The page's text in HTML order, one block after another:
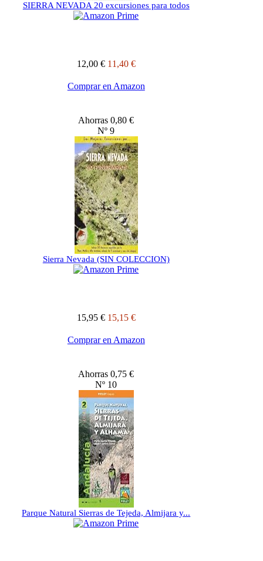
SIERRA NEVADA 20 excursiones para todos
12,00 € 11,40 €
Comprar en Amazon
Ahorras 0,80 €
Nº 9
Sierra Nevada (SIN COLECCION)
15,95 € 15,15 €
Comprar en Amazon
Ahorras 0,75 €
Nº 10
Parque Natural Sierras de Tejeda, Almijara y...